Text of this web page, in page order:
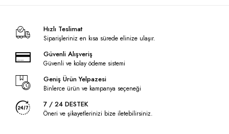
Hızlı Teslimat
Siparişleriniz en kısa sürede elinize ulaşır.
Güvenli Alışveriş
Güvenli ve kolay ödeme sistemi
Geniş Ürün Yelpazesi
Binlerce ürün ve kampanya seçeneği
7 / 24 DESTEK
Öneri ve şikayetlerinizi bize iletebilirsiniz.